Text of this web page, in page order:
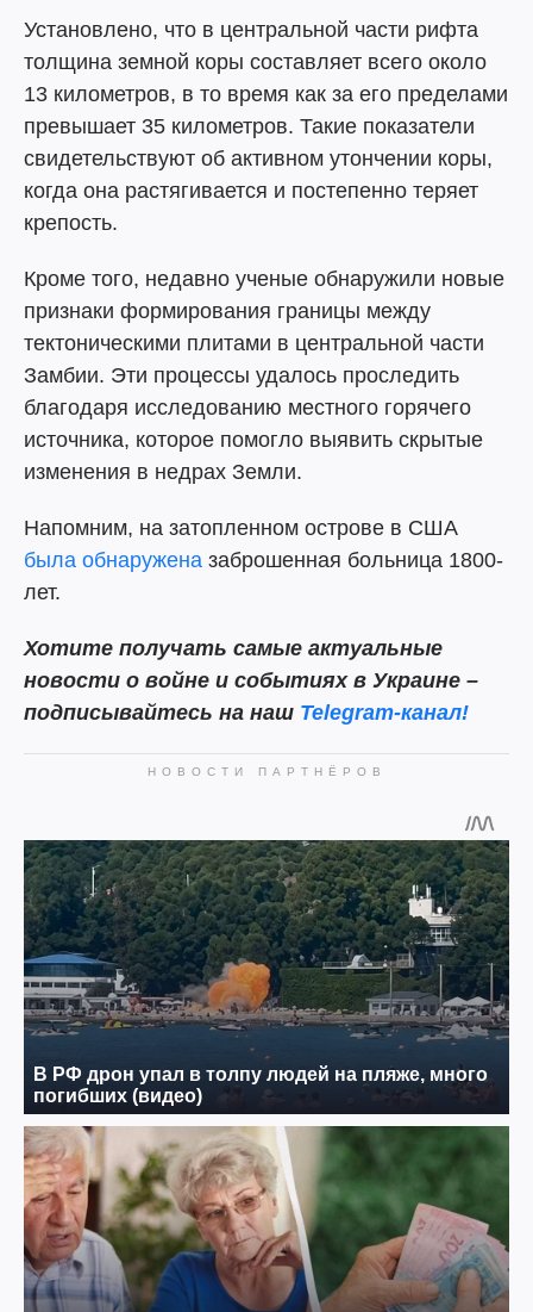
Установлено, что в центральной части рифта
толщина земной коры составляет всего около
13 километров, в то время как за его пределами
превышает 35 километров. Такие показатели
свидетельствуют об активном утончении коры,
когда она растягивается и постепенно теряет
крепость.
Кроме того, недавно ученые обнаружили новые
признаки формирования границы между
тектоническими плитами в центральной части
Замбии. Эти процессы удалось проследить
благодаря исследованию местного горячего
источника, которое помогло выявить скрытые
изменения в недрах Земли.
Напомним, на затопленном острове в США
была обнаружена заброшенная больница 1800-
лет.
Хотите получать самые актуальные
новости о войне и событиях в Украине –
подписывайтесь на наш Telegram-канал!